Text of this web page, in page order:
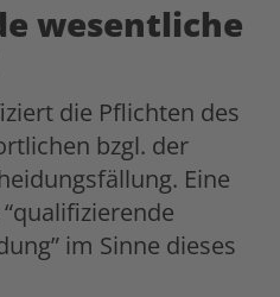
wesentliche
die Pflichten des
bzgl. der
Eine
im Sinne dieses